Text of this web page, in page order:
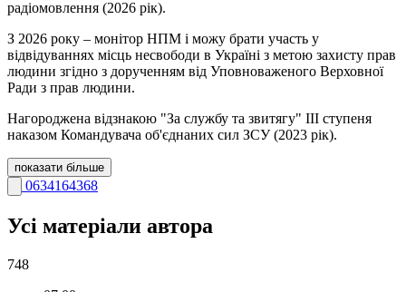
радіомовлення (2026 рік).
З 2026 року – монітор НПМ і можу брати участь у
відвідуваннях місць несвободи в Україні з метою захисту прав
людини згідно з дорученням від Уповноваженого Верховної
Ради з прав людини.
Нагороджена відзнакою "За службу та звитягу" ІІІ ступеня
наказом Командувача об'єднаних сил ЗСУ (2023 рік).
показати більше
0634164368
Усі матеріали автора
748